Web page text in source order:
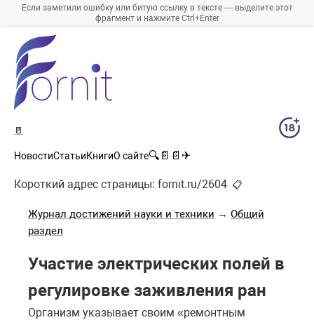
Если заметили ошибку или битую ссылку в тексте — выделите этот
фрагмент и нажмите Ctrl+Enter
🚪
НовостиСтатьиКнигиО сайте🔍 📄 📄 ✈
Короткий адрес страницы: fornit.ru/2604 📋
Журнал достижений науки и техники → Общий
раздел
Участие электрических полей в
регулировке заживления ран
Организм указывает своим «ремонтным